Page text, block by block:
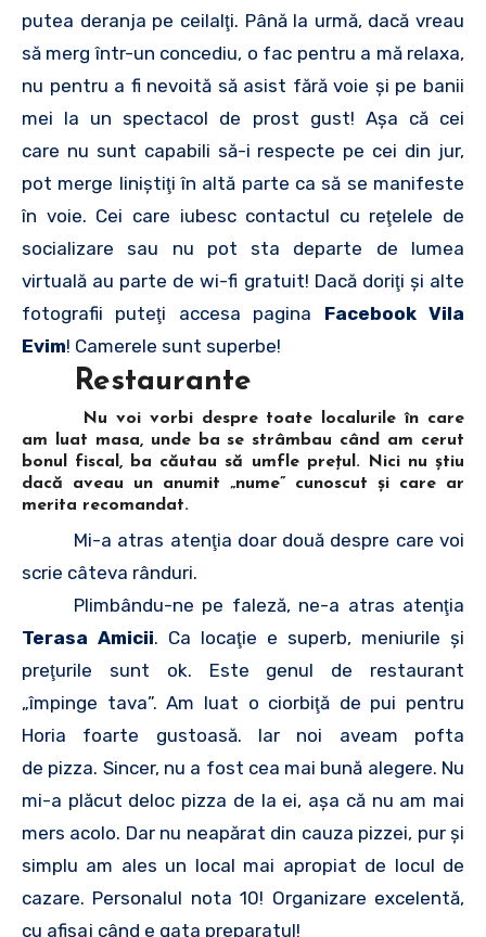
putea deranja pe ceilalţi. Până la urmă, dacă vreau
să merg într-un concediu, o fac pentru a mă relaxa,
nu pentru a fi nevoită să asist fără voie şi pe banii
mei la un spectacol de prost gust! Aşa că cei
care nu sunt capabili să-i respecte pe cei din jur,
pot merge liniştiţi în altă parte ca să se manifeste
în voie. Cei care iubesc contactul cu reţelele de
socializare sau nu pot sta departe de lumea
virtuală au parte de wi-fi gratuit! Dacă doriţi şi alte
fotografii puteţi accesa pagina Facebook Vila
Evim! Camerele sunt superbe!
Restaurante
Nu voi vorbi despre toate localurile în care
am luat masa, unde ba se strâmbau când am cerut
bonul fiscal, ba căutau să umfle preţul. Nici nu ştiu
dacă aveau un anumit „nume” cunoscut şi care ar
merita recomandat.
Mi-a atras atenţia doar două despre care voi
scrie câteva rânduri.
Plimbându-ne pe faleză, ne-a atras atenţia
Terasa Amicii. Ca locaţie e superb, meniurile şi
preţurile sunt ok. Este genul de restaurant
„împinge tava”. Am luat o ciorbiţă de pui pentru
Horia foarte gustoasă. Iar noi aveam pofta
de pizza. Sincer, nu a fost cea mai bună alegere. Nu
mi-a plăcut deloc pizza de la ei, aşa că nu am mai
mers acolo. Dar nu neapărat din cauza pizzei, pur şi
simplu am ales un local mai apropiat de locul de
cazare. Personalul nota 10! Organizare excelentă,
cu afişaj când e gata preparatul!